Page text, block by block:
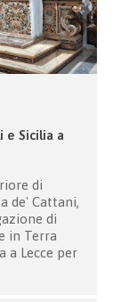
e Sicilia a
di
de' Cattani,
di
in Terra
a Lecce per